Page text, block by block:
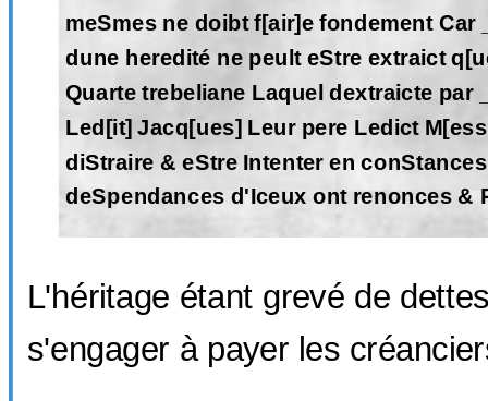
meSmes ne doibt f[air]e fondement Car
dune heredité ne peult eStre extraict
Quarte trebeliane Laquel dextraicte par
Led[it] Jacq[ues] Leur pere Ledict
diStraire & eStre Intenter en
deSpendances d'Iceux ont renonces &
L'héritage étant grevé de
s'engager à payer les